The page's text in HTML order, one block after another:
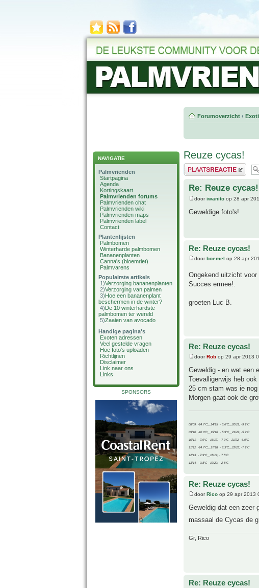
NAVIGATIE
Palmvrienden
Startpagina
Agenda
Kortingskaart
Palmvrienden forums
Palmvrienden chat
Palmvrienden wiki
Palmvrienden maps
Palmvrienden label
Contact
Plantenlijsten
Palmbomen
Winterharde palmbomen
Bananenplanten
Canna's (bloemriet)
Palmvarens
Populairste artikels
1)Verzorging bananenplanten
2)Verzorging van palmen
3)Hoe een bananenplant
beschermen in de winter?
4)De 10 winterhardste
palmbomen ter wereld
5)Zaaien van avocado
Handige pagina's
Exoten adressen
Veel gestelde vragen
Hoe foto's uploaden
Richtlijnen
Disclaimer
Link naar ons
Links
SPONSORS
Forumoverzicht ‹
Reuze cycas!
Plaats een reactie
Re: Reuze cycas!
dooriwanito op 28 apr
Geweldige foto's!
Re: Reuze cycas!
doorboemel op 28 apr
Ongekend uitzicht voor
Succes ermee!.
groeten Luc B.
Re: Reuze cycas!
doorRob op 29 apr 2013
Geweldig - en wat een
Toevalligerwijs heb
25 cm stam was ie nog
Morgen gaat ook de
08/09, -14.7°C__14/15, - 3.6°C__20/21, -9.1°C
09/10, -10.0°C__15/16, - 5.9°C__21/22, -5.2°C
10/11, - 7.9°C__16/17, - 7.9°C__21/22, -6.9°C
11/12, -14.7°C__17/18, - 8.3°C__22/23, -7.1°C
12/13, - 7.9°C__18/19, - 7.5°C
13/14, - 0.8°C__19/20, - 2.8°C
Re: Reuze cycas!
doorRico op 29 apr 2013
Geweldig dat een zeer
massaal de Cycas de
Gr, Rico
Re: Reuze cycas!